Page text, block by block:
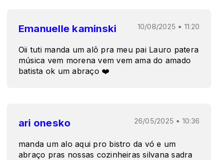
Emanuelle kaminski 10/08/2025 • 11:20
Oii tuti manda um alô pra meu pai Lauro patera
música vem morena vem vem ama do amado
batista ok um abraço ❤️
ari onesko 26/05/2025 • 10:36
manda um alo aqui pro bistro da vó e um
abraço pras nossas cozinheiras silvana sadra